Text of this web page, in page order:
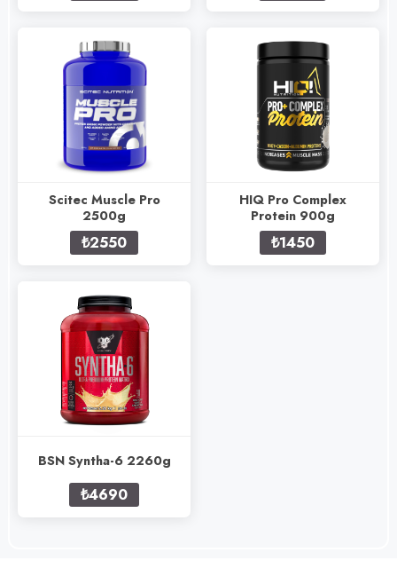
Scitec Muscle Pro
2500g
₺2550
HIQ Pro Complex
Protein 900g
₺1450
BSN Syntha-6 2260g
₺4690